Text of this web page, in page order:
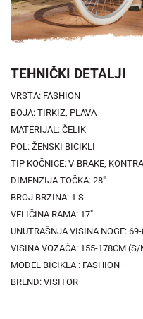
TEHNIČKI DETALJI
VRSTA: FASHION
BOJA: TIRKIZ, PLAVA
MATERIJAL: ČELIK
POL: ŽENSKI BICIKLI
TIP KOČNICE: V-BRAKE, KONTRA
DIMENZIJA TOČKA: 28"
BROJ BRZINA: 1 S
VELIČINA RAMA: 17"
UNUTRAŠNJA VISINA NOGE:
VISINA VOZAČA: 155-178CM (S/
MODEL BICIKLA : FASHION
BREND: VISITOR